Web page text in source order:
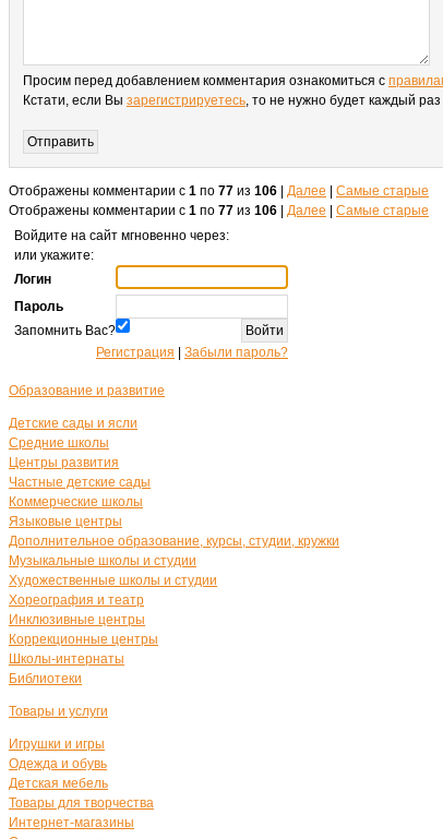
Просим перед добавлением комментария ознакомиться с
Кстати, если Вы зарегистрируетесь, то не нужно будет каждый
Отображены комментарии с 1 по 77 из 106 Далее
Самые старые
Отображены комментарии с 1 по 77 из 106 Далее
Самые старые
Войдите на сайт мгновенно через:
или укажите:
Логин
Пароль
Запомнить Вас?
Регистрация
Забыли пароль?
Образование и развитие
Детские сады и ясли
Средние школы
Центры развития
Частные детские сады
Коммерческие школы
Языковые центры
Дополнительное образование, курсы, студии, кружки
Музыкальные школы и студии
Художественные школы и студии
Хореография и театр
Инклюзивные центры
Коррекционные центры
Школы-интернаты
Библиотеки
Товары и услуги
Игрушки и игры
Одежда и обувь
Детская мебель
Товары для творчества
Интернет-магазины